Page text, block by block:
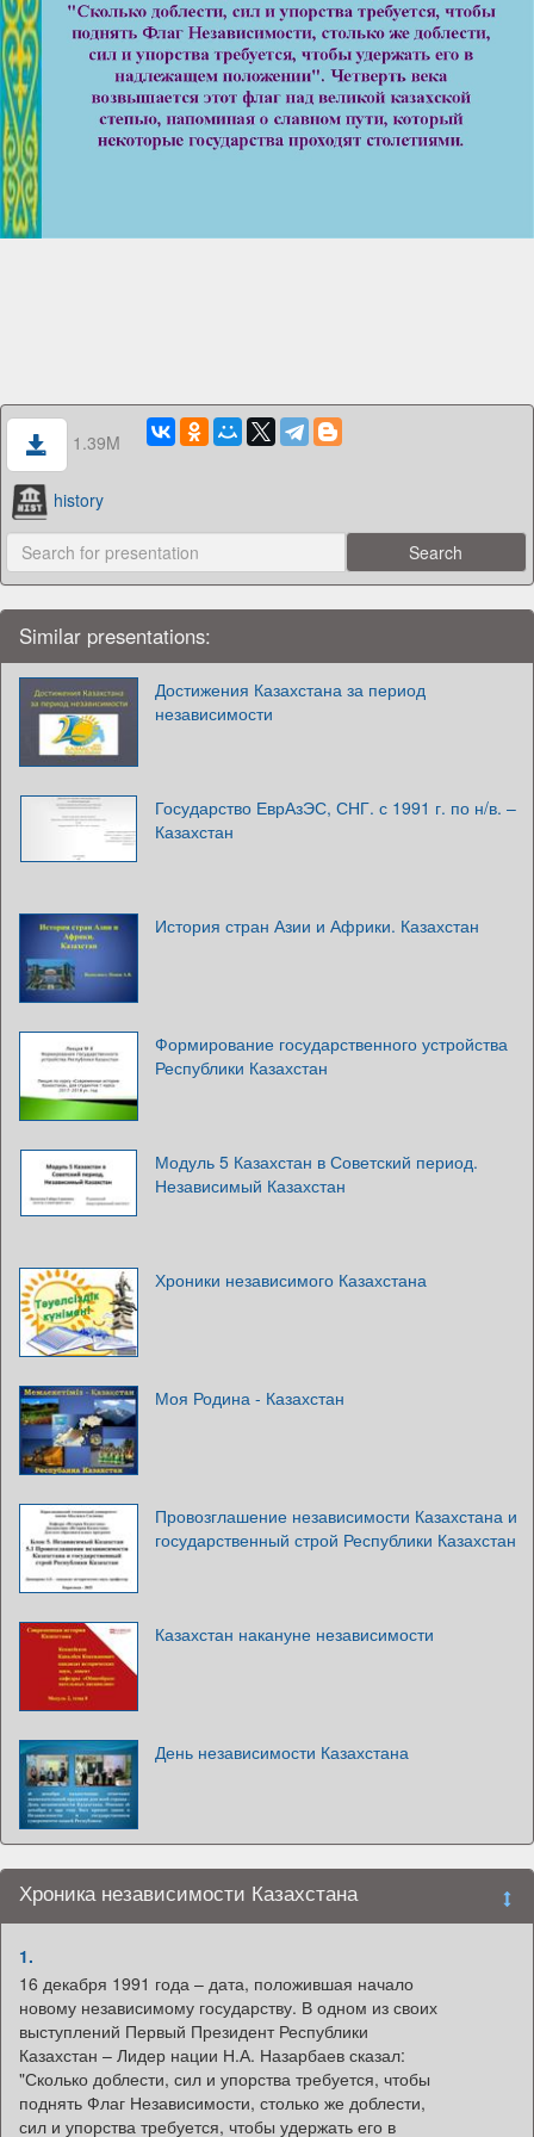
1.39M
history
Similar presentations:
Достижения Казахстана за период
независимости
Государство ЕврАзЭС, СНГ. с 1991 г. по н/в. –
Казахстан
История стран Азии и Африки. Казахстан
Формирование государственного устройства
Республики Казахстан
Модуль 5 Казахстан в Советский период.
Независимый Казахстан
Хроники независимого Казахстана
Моя Родина - Казахстан
Провозглашение независимости Казахстана и
государственный строй Республики Казахстан
Казахстан накануне независимости
День независимости Казахстана
Хроника независимости Казахстана
1.
16 декабря 1991 года – дата, положившая начало
новому независимому государству. В одном из своих
выступлений Первый Президент Республики
Казахстан – Лидер нации Н.А. Назарбаев сказал:
"Сколько доблести, сил и упорства требуется, чтобы
поднять Флаг Независимости, столько же доблести,
сил и упорства требуется, чтобы удержать его в